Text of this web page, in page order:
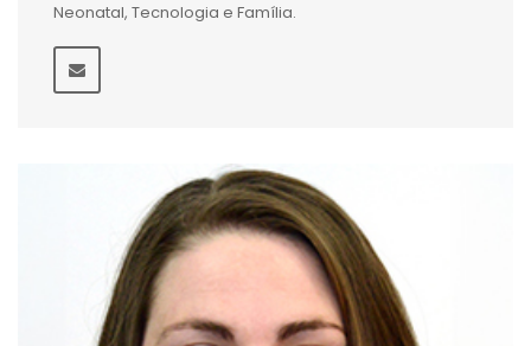
Neonatal, Tecnologia e Família.